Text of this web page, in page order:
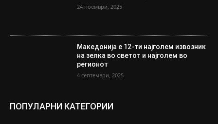
24 ноември, 2025
Македонија е 12-ти најголем извозник
на зелка во светот и најголем во
регионот
4 септември, 2025
ПОПУЛАРНИ КАТЕГОРИИ